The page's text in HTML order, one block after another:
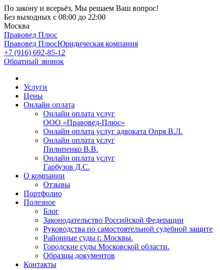
По закону и всерьёз, Мы решаем Ваш вопрос!
Без выходных с 08:00 до 22:00
Москва
Правовед Плюс
Правовед ПлюсЮридическая компания
+7 (916) 692-85-12
Обратный звонок
Услуги
Цены
Онлайн оплата
Онлайн оплата услуг
ООО «Правовед-Плюс»
Онлайн оплата услуг адвоката Опря В.Л.
Онлайн оплата услуг
Пилипенко В.В.
Онлайн оплата услуг
Гарбузов Д.С.
О компании
Отзывы
Портфолио
Полезное
Блог
Законодательство Российской Федерации
Руководства по самостоятельной судебной защите
Районные суды г. Москвы.
Городские суды Московской области.
Образцы документов
Контакты